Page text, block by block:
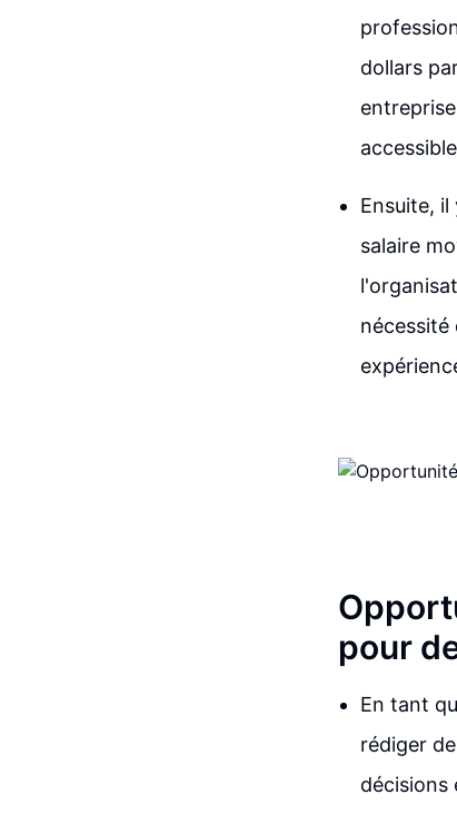
dollars
Ensuite,
salaire
pour
En tant
rédiger
décisions